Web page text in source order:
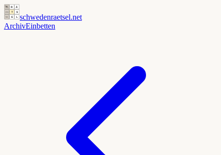
schwedenraetsel.net
ArchivEinbetten